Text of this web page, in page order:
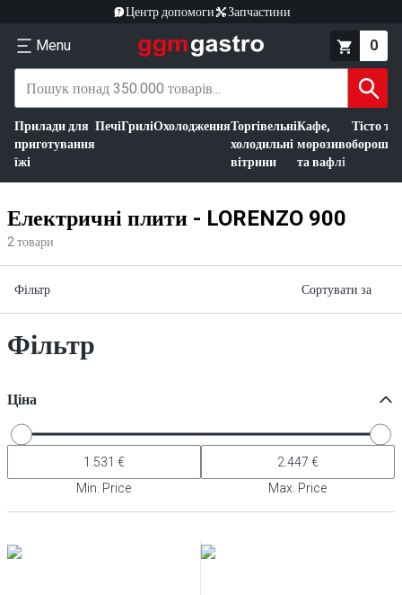
Центр допомоги Запчастини
Menu 0
Прилади для
приготування
їжі
ПечіГриліОхолодженняТоргівельні
холодильні
вітрини
Кафе,
морозиво
та вафлі
Тісто та
борошно
Електричні плити - LORENZO 900
2 товари
Фільтр Сортувати за
Фільтр
Ціна
Min. Price Max. Price